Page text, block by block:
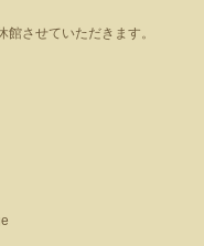
させていただきます。